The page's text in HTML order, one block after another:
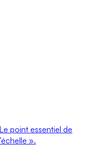
point essentiel de
».